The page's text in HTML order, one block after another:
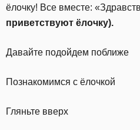
ёлочку! Все вместе:
приветствуют ёлочку).
Давайте подойдем поближе
Познакомимся с ёлочкой
Гляньте вверх